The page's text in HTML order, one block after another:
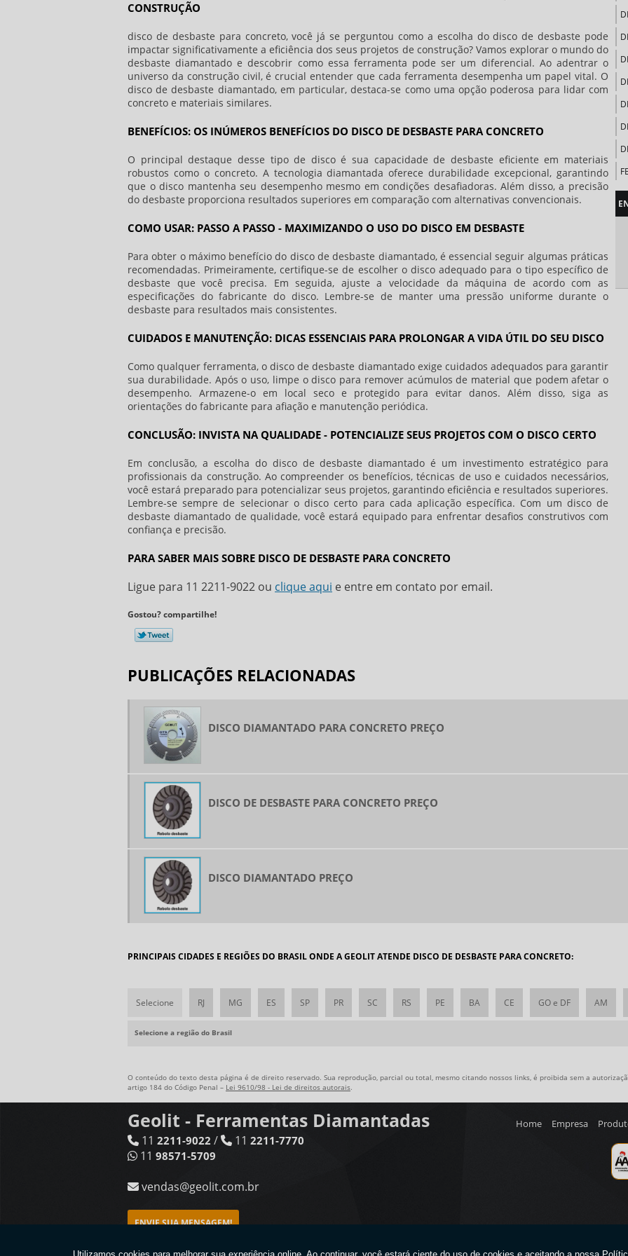
CONSTRUÇÃO
disco de desbaste para concreto, você já se perguntou como a escolha do disco de desbaste pode
impactar significativamente a eficiência dos seus projetos de construção? Vamos explorar o mundo do
desbaste diamantado e descobrir como essa ferramenta pode ser um diferencial. Ao adentrar o
universo da construção civil, é crucial entender que cada ferramenta desempenha um papel vital. O
disco de desbaste diamantado, em particular, destaca-se como uma opção poderosa para lidar com
concreto e materiais similares.
BENEFÍCIOS: OS INÚMEROS BENEFÍCIOS DO DISCO DE DESBASTE PARA CONCRETO
O principal destaque desse tipo de disco é sua capacidade de desbaste eficiente em materiais
robustos como o concreto. A tecnologia diamantada oferece durabilidade excepcional, garantindo
que o disco mantenha seu desempenho mesmo em condições desafiadoras. Além disso, a precisão
do desbaste proporciona resultados superiores em comparação com alternativas convencionais.
COMO USAR: PASSO A PASSO - MAXIMIZANDO O USO DO DISCO EM DESBASTE
Para obter o máximo benefício do disco de desbaste diamantado, é essencial seguir algumas práticas
recomendadas. Primeiramente, certifique-se de escolher o disco adequado para o tipo específico de
desbaste que você precisa. Em seguida, ajuste a velocidade da máquina de acordo com as
especificações do fabricante do disco. Lembre-se de manter uma pressão uniforme durante o
desbaste para resultados mais consistentes.
CUIDADOS E MANUTENÇÃO: DICAS ESSENCIAIS PARA PROLONGAR A VIDA ÚTIL DO SEU DISCO
Como qualquer ferramenta, o disco de desbaste diamantado exige cuidados adequados para garantir
sua durabilidade. Após o uso, limpe o disco para remover acúmulos de material que podem afetar o
desempenho. Armazene-o em local seco e protegido para evitar danos. Além disso, siga as
orientações do fabricante para afiação e manutenção periódica.
CONCLUSÃO: INVISTA NA QUALIDADE - POTENCIALIZE SEUS PROJETOS COM O DISCO CERTO
Em conclusão, a escolha do disco de desbaste diamantado é um investimento estratégico para
profissionais da construção. Ao compreender os benefícios, técnicas de uso e cuidados necessários,
você estará preparado para potencializar seus projetos, garantindo eficiência e resultados superiores.
Lembre-se sempre de selecionar o disco certo para cada aplicação específica. Com um disco de
desbaste diamantado de qualidade, você estará equipado para enfrentar desafios construtivos com
confiança e precisão.
PARA SABER MAIS SOBRE DISCO DE DESBASTE PARA CONCRETO
Ligue para 11 2211-9022 ou clique aqui e entre em contato por email.
Gostou? compartilhe!
PUBLICAÇÕES RELACIONADAS
DISCO DIAMANTADO PARA CONCRETO PREÇO
DISCO DE DESBASTE PARA CONCRETO PREÇO
DISCO DIAMANTADO PREÇO
PRINCIPAIS CIDADES E REGIÕES DO BRASIL ONDE A GEOLIT ATENDE DISCO DE DESBASTE PARA CONCRETO:
Selecione RJ MG ES SP PR SC RS PE BA CE GO e DF AM
Selecione a região do Brasil
O conteúdo do texto desta página é de direito reservado. Sua reprodução, parcial ou total, mesmo citando nossos links, é proibida sem a
artigo 184 do Código Penal – Lei 9610/98 - Lei de direitos autorais.
Geolit - Ferramentas Diamantadas
11 2211-9022 / 11 2211-7770
11 98571-5709
vendas@geolit.com.br
ENVIE SUA MENSAGEM!
Home Empresa